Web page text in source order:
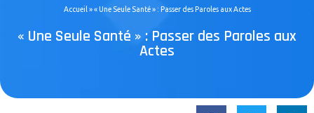
Accueil »« Une Seule Santé » : Passer des Paroles aux Actes
« Une Seule Santé » : Passer des Paroles aux
Actes